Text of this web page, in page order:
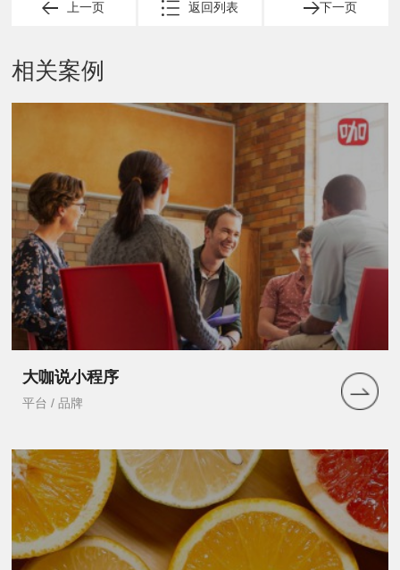
上一页 下一页
返回列表
相关案例
大咖说小程序
平台 / 品牌